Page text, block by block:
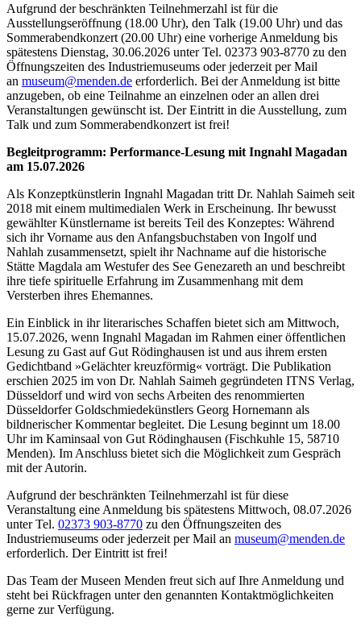
Aufgrund der beschränkten Teilnehmerzahl ist für die
Ausstellungseröffnung (18.00 Uhr), den Talk (19.00 Uhr) und das
Sommerabendkonzert (20.00 Uhr) eine vorherige Anmeldung bis
spätestens Dienstag, 30.06.2026 unter Tel. 02373 903-8770 zu den
Öffnungszeiten des Industriemuseums oder jederzeit per Mail
an museum@menden.de erforderlich. Bei der Anmeldung ist bitte
anzugeben, ob eine Teilnahme an einzelnen oder an allen drei
Veranstaltungen gewünscht ist. Der Eintritt in die Ausstellung, zum
Talk und zum Sommerabendkonzert ist frei!
Begleitprogramm: Performance-Lesung mit Ingnahl Magadan
am 15.07.2026
Als Konzeptkünstlerin Ingnahl Magadan tritt Dr. Nahlah Saimeh seit
2018 mit einem multimedialen Werk in Erscheinung. Ihr bewusst
gewählter Künstlername ist bereits Teil des Konzeptes: Während
sich ihr Vorname aus den Anfangsbuchstaben von Ingolf und
Nahlah zusammensetzt, spielt ihr Nachname auf die historische
Stätte Magdala am Westufer des See Genezareth an und beschreibt
ihre tiefe spirituelle Erfahrung im Zusammenhang mit dem
Versterben ihres Ehemannes.
Ein Einblick in ihr literarisches Schaffen bietet sich am Mittwoch,
15.07.2026, wenn Ingnahl Magadan im Rahmen einer öffentlichen
Lesung zu Gast auf Gut Rödinghausen ist und aus ihrem ersten
Gedichtband »Gelächter kreuzförmig« vorträgt. Die Publikation
erschien 2025 im von Dr. Nahlah Saimeh gegründeten ITNS Verlag,
Düsseldorf und wird von sechs Arbeiten des renommierten
Düsseldorfer Goldschmiedekünstlers Georg Hornemann als
bildnerischer Kommentar begleitet. Die Lesung beginnt um 18.00
Uhr im Kaminsaal von Gut Rödinghausen (Fischkuhle 15, 58710
Menden). Im Anschluss bietet sich die Möglichkeit zum Gespräch
mit der Autorin.
Aufgrund der beschränkten Teilnehmerzahl ist für diese
Veranstaltung eine Anmeldung bis spätestens Mittwoch, 08.07.2026
unter Tel. 02373 903-8770 zu den Öffnungszeiten des
Industriemuseums oder jederzeit per Mail an museum@menden.de
erforderlich. Der Eintritt ist frei!
Das Team der Museen Menden freut sich auf Ihre Anmeldung und
steht bei Rückfragen unter den genannten Kontaktmöglichkeiten
gerne zur Verfügung.